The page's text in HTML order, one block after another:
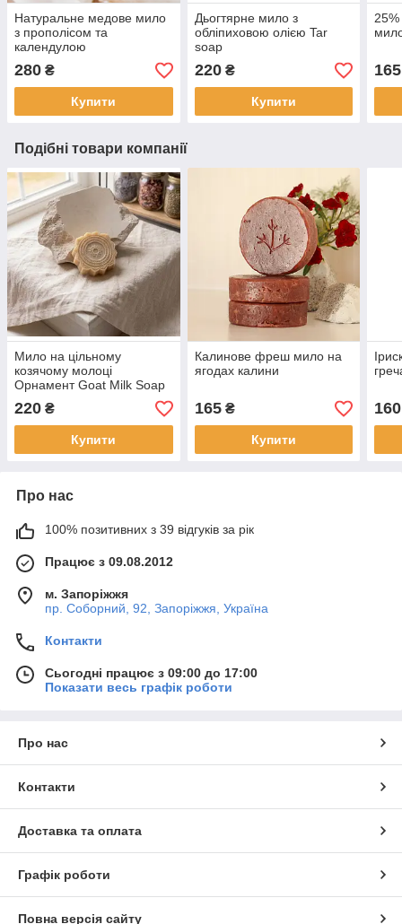
Натуральне медове мило
з прополісом та
календулою
280 ₴
Купити
Дьогтярне мило з
обліпиховою олією Tar
soap
220₴
Купити
25%
165
Подібні товари компанії
Мило на цільному
козячому молоці
Орнамент Goat Milk Soap
220 ₴
Купити
Калинове фреш мило на
ягодах калини
165₴
Купити
160
Про нас
100% позитивних з 39 відгуків за рік
Працює з 09.08.2012
м. Запоріжжя
пр. Соборний, 92, Запоріжжя, Україна
Контакти
Сьогодні працює з 09:00 до 17:00
Показати весь графік роботи
Про нас
Контакти
Доставка та оплата
Графік роботи
Повна версія сайту